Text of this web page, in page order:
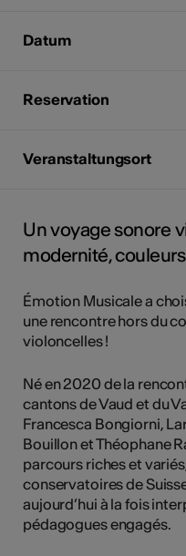
Datum
Reservation
Veranstaltungsort
Un voyage sonore
modernité,
Émotion Musicale a
une rencontre hors du
violoncelles !
Né en 2020 de la
cantons de Vaud et du
Francesca Bongiorni,
Bouillon et Théophane
parcours riches et
conservatoires de
aujourd’hui à la fois
pédagogues engagés.